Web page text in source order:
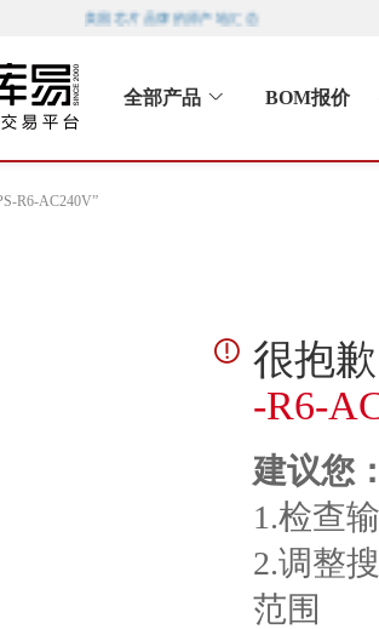
美国芯片品牌的原产地汇总
全部产品 BOM报价
R6-AC240V”
很抱
-R6-
建议您
1.检查
2.调整
范围